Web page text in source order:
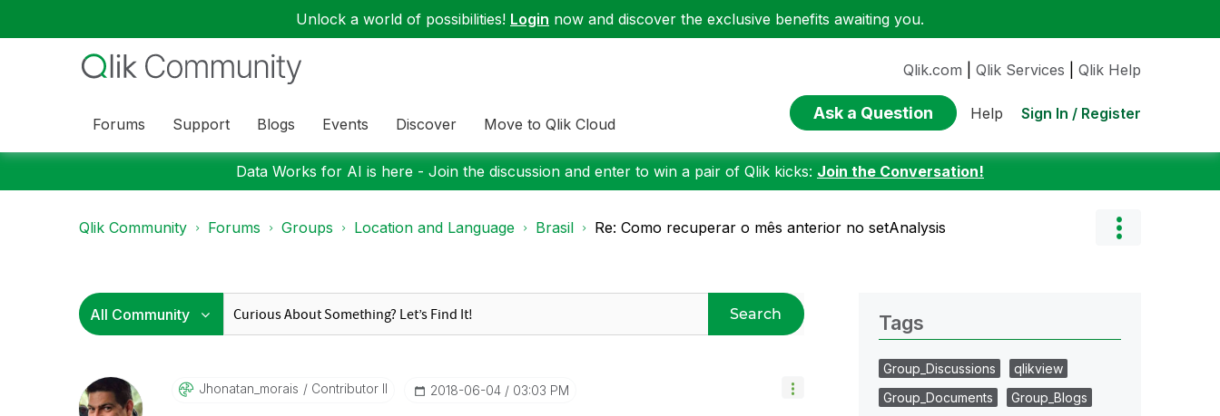
Unlock a world of possibilities! Login now and discover the exclusive benefits awaiting you.
Forums Support Blogs Events Discover Move to Qlik Cloud
Qlik.com Qlik Services Qlik Help
Ask a Question Help Sign In / Register
Data Works for AI is here - Join the discussion and enter to win a pair of Qlik kicks: Join the Conversation!
Qlik Community Forums Groups Location and Language Brasil Re: Como recuperar o mês anterior no setAnalysis
Search
Jhonatan_morais Contributor II ‎2018-06-04 03:03 PM
Tags
Group_Discussions
qlikview
Group_Documents
Group_Blogs